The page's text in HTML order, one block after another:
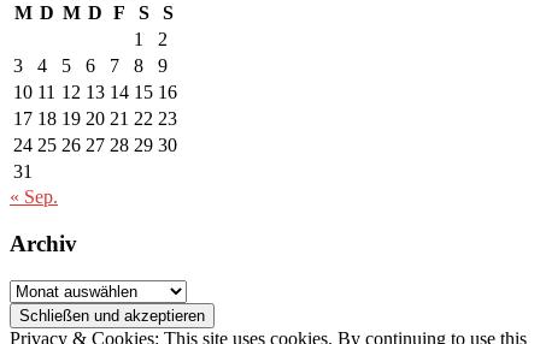
M D M D F S
S
1
2
3
4 5 6 7 8
9
10 11 12 13 14 15 16
17 18 19 20 21 22 23
24 25 26 27 28 29 30
31
« Sep.
Archiv
Archiv
Privacy & Cookies: This site uses cookies. By continuing to use this